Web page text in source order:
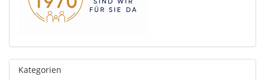
Kategorien